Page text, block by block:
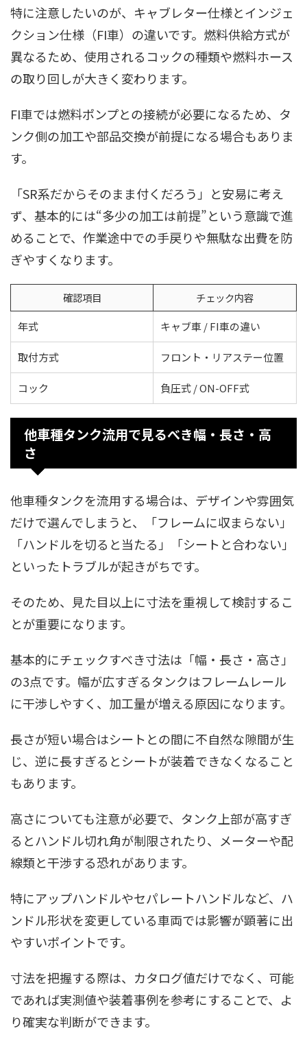
特に注意したいのが、キャブレター仕様とインジェ
クション仕様（FI車）の違いです。燃料供給方式が
異なるため、使用されるコックの種類や燃料ホース
の取り回しが大きく変わります。
FI車では燃料ポンプとの接続が必要になるため、タ
ンク側の加工や部品交換が前提になる場合もありま
す。
「SR系だからそのまま付くだろう」と安易に考え
ず、基本的には“多少の加工は前提”という意識で進
めることで、作業途中での手戻りや無駄な出費を防
ぎやすくなります。
確認項目
チェック内容
年式
キャブ車 / FI車の違い
取付方式 フロント・リアステー位置
コック 負圧式 / ON-OFF式
他車種タンク流用で見るべき幅・長さ・高
さ
他車種タンクを流用する場合は、デザインや雰囲気
だけで選んでしまうと、「フレームに収まらない」
「ハンドルを切ると当たる」「シートと合わない」
といったトラブルが起きがちです。
そのため、見た目以上に寸法を重視して検討するこ
とが重要になります。
基本的にチェックすべき寸法は「幅・長さ・高さ」
の3点です。幅が広すぎるタンクはフレームレール
に干渉しやすく、加工量が増える原因になります。
長さが短い場合はシートとの間に不自然な隙間が生
じ、逆に長すぎるとシートが装着できなくなること
もあります。
高さについても注意が必要で、タンク上部が高すぎ
るとハンドル切れ角が制限されたり、メーターや配
線類と干渉する恐れがあります。
特にアップハンドルやセパレートハンドルなど、ハ
ンドル形状を変更している車両では影響が顕著に出
やすいポイントです。
寸法を把握する際は、カタログ値だけでなく、可能
であれば実測値や装着事例を参考にすることで、よ
り確実な判断ができます。